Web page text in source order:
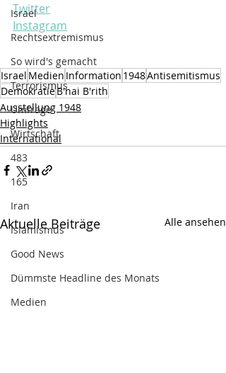
Israel
Rechtsextremismus
So wird's gemacht
Terrorismus
Umfrage
Wirtschaft
483
165
Iran
Islamismus
Good News
Dümmste Headline des Monats
Medien
Twitter
Instagram
Israel Medien Information 1948Antisemitismus
DemokratieB'nai B'rith
Ausstellung 1948
Highlights
International
Aktuelle Beiträge Alle ansehen